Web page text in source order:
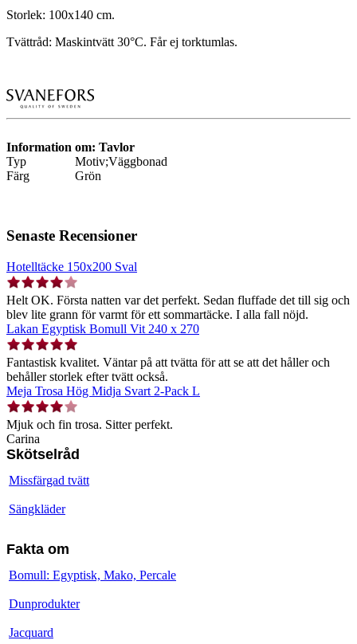
Storlek: 100x140 cm.
Tvättråd: Maskintvätt 30°C. Får ej torktumlas.
Information om: Tavlor
Typ
Motiv;Väggbonad
Färg
Grön
Senaste Recensioner
Hotelltäcke 150x200 Sval
Helt OK. Första natten var det perfekt. Sedan fluffade det till sig och
blev lite grann för varmt för ett sommartäcke. I alla fall nöjd.
Lakan Egyptisk Bomull Vit 240 x 270
Fantastisk kvalitet. Väntar på att tvätta för att se att det håller och
behåller storlek efter tvätt också.
Meja Trosa Hög Midja Svart 2-Pack L
Mjuk och fin trosa. Sitter perfekt.
Carina
Skötselråd
Missfärgad tvätt
Sängkläder
Fakta om
Bomull: Egyptisk, Mako, Percale
Dunprodukter
Jacquard